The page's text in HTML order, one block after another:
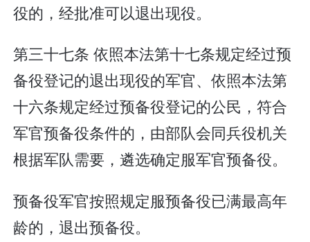
役的，经批准可以退出现役。
第三十七条 依照本法第十七条规定经过预
备役登记的退出现役的军官、依照本法第
十六条规定经过预备役登记的公民，符合
军官预备役条件的，由部队会同兵役机关
根据军队需要，遴选确定服军官预备役。
预备役军官按照规定服预备役已满最高年
龄的，退出预备役。